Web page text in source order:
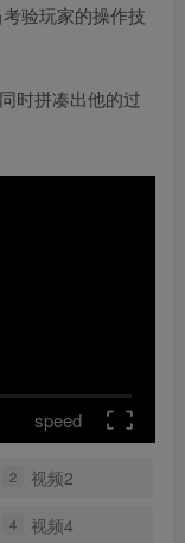
验玩家的操作技
时拼凑出他的过
speed
2 视频2
4 视频4